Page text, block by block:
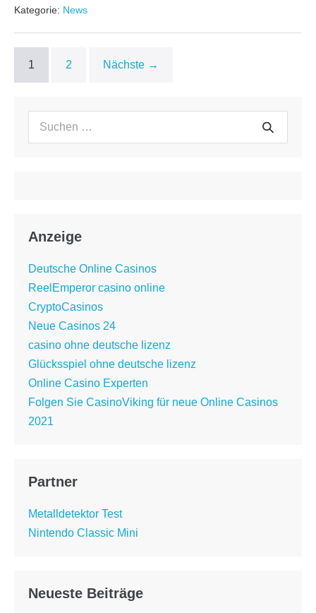
TGS
Kategorie: News
1 2 Nächste →
Suchen
Suche
Anzeige
Deutsche Online Casinos
ReelEmperor casino online
CryptoCasinos
Neue Casinos 24
casino ohne deutsche lizenz
Glücksspiel ohne deutsche lizenz
Online Casino Experten
Folgen Sie CasinoViking für neue Online Casinos
2021
Partner
Metalldetektor Test
Nintendo Classic Mini
Neueste Beiträge